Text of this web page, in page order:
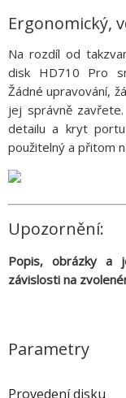
Ergonomický,
Na rozdíl od
disk HD710 Pro
Žádné upravování,
jej správně
detailu a kryt
použitelný a přitom
Upozornění:
Popis, obrázky a
závislosti na
Parametry
Provedení disku